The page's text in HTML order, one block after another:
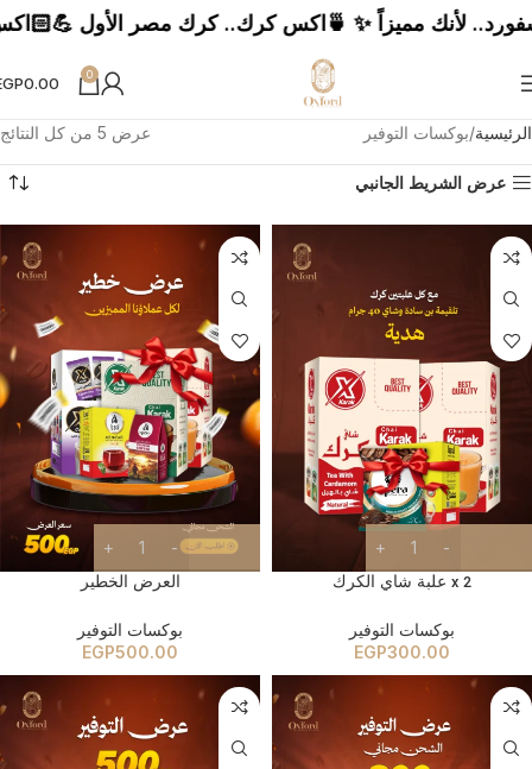
0
0.00
الرئيسية بوكسات التوفير عرض ⁦5⁩ من كل النتائج
عرض الشريط الجانبي
2 x علبة شاي الكرك
بوكسات التوفير
EGP300.00
العرض الخطير
بوكسات التوفير
EGP500.00
✨ 🍵اكس كرك.. كرك مصر الأول 💪🏻اكس هيلثي.. عيشها هيلثي ☕اكس كافيه طاقة بلا حدود = طموح بلا قيود